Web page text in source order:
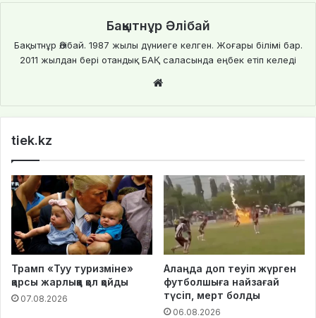
Бақытнұр Әлібай
Бақытнұр Әлібай. 1987 жылы дүниеге келген. Жоғары білімі бар.
2011 жылдан бері отандық БАҚ саласында еңбек етіп келеді
te
tiek.kz
Трамп «Туу туризміне»
қарсы жарлыққа қол қойды
07.08.2026
Алаңда доп теуіп жүрген
футболшыға найзағай
түсіп, мерт болды
06.08.2026